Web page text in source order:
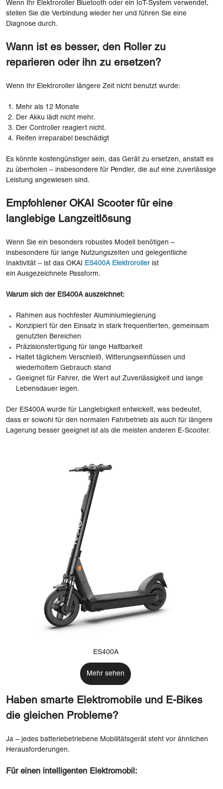
Wenn Ihr Elektroroller Bluetooth oder ein IoT-System verwendet,
stellen Sie die Verbindung wieder her und führen Sie eine
Diagnose durch.
Wann ist es besser, den Roller zu
reparieren oder ihn zu ersetzen?
Wenn Ihr Elektroroller längere Zeit nicht benutzt wurde:
Mehr als 12 Monate
Der Akku lädt nicht mehr.
Der Controller reagiert nicht.
Reifen irreparabel beschädigt
Es könnte kostengünstiger sein, das Gerät zu ersetzen, anstatt es
zu überholen – insbesondere für Pendler, die auf eine zuverlässige
Leistung angewiesen sind.
Empfohlener OKAI Scooter für eine
langlebige Langzeitlösung
Wenn Sie ein besonders robustes Modell benötigen –
insbesondere für lange Nutzungszeiten und gelegentliche
Inaktivität – ist das OKAI
ES400A Elektrorollerist
ein Ausgezeichnete Passform.
Warum sich der ES400A auszeichnet:
Rahmen aus hochfester Aluminiumlegierung
Konzipiert für den Einsatz in stark frequentierten, gemeinsam
genutzten Bereichen
Präzisionsfertigung für lange Haltbarkeit
Haltet täglichem Verschleiß, Witterungseinflüssen und
wiederholtem Gebrauch stand
Geeignet für Fahrer, die Wert auf Zuverlässigkeit und lange
Lebensdauer legen.
Der ES400A wurde für Langlebigkeit entwickelt, was bedeutet,
dass er sowohl für den normalen Fahrbetrieb als auch für längere
Lagerung besser geeignet ist als die meisten anderen E-Scooter.
ES400A
Mehr sehen
Haben smarte Elektromobile und E-Bikes
die gleichen Probleme?
Ja – jedes batteriebetriebene Mobilitätsgerät steht vor ähnlichen
Herausforderungen.
Für einen intelligenten Elektromobil: